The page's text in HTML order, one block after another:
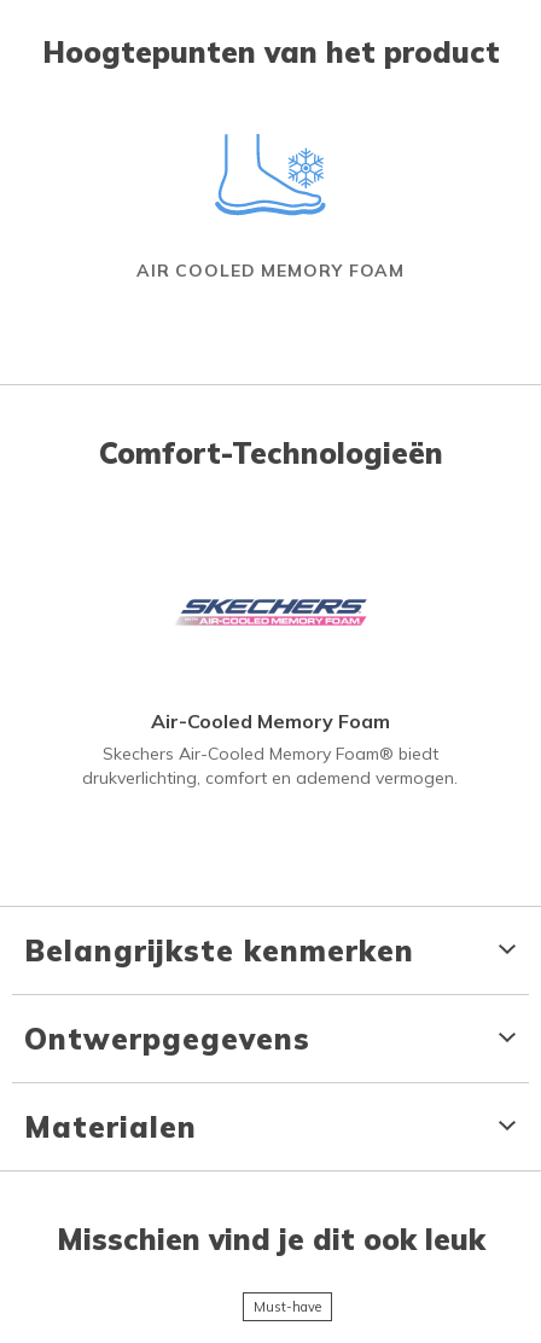
Hoogtepunten van het product
AIR COOLED MEMORY FOAM
Comfort-Technologieën
Air-Cooled Memory Foam
Skechers Air-Cooled Memory Foam® biedt
drukverlichting, comfort en ademend vermogen.
Belangrijkste kenmerken
Ontwerpgegevens
Materialen
Misschien vind je dit ook leuk
Must-have